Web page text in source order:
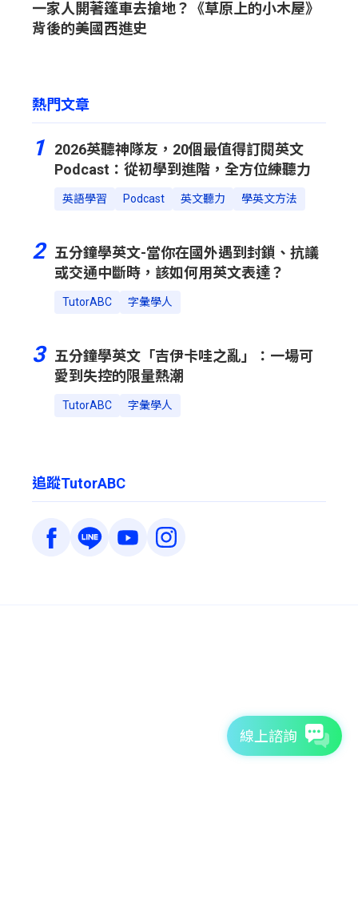
一家人開著篷車去搶地？《草原上的小木屋》
背後的美國西進史
熱門文章
1
2026英聽神隊友，20個最值得訂閱英文
Podcast：從初學到進階，全方位練聽力
英語學習 Podcast 英文聽力 學英文方法
2
五分鐘學英文-當你在國外遇到封鎖、抗議
或交通中斷時，該如何用英文表達？
TutorABC 字彙學人
3
五分鐘學英文「吉伊卡哇之亂」：一場可
愛到失控的限量熱潮
TutorABC 字彙學人
追蹤TutorABC
線上諮詢